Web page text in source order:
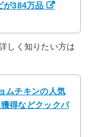
が384万品
しく知りたい方は
ムチキンの人気
得などクックパ